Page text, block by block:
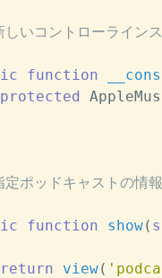
いコントローラインス
function
protected
ポッドキャストの情
function show(
return
view(